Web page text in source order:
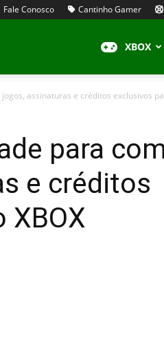
Fale Conosco Cantinho Gamer
XBOX
assinaturas e créditos exclusivos
para
e créditos
XBOX